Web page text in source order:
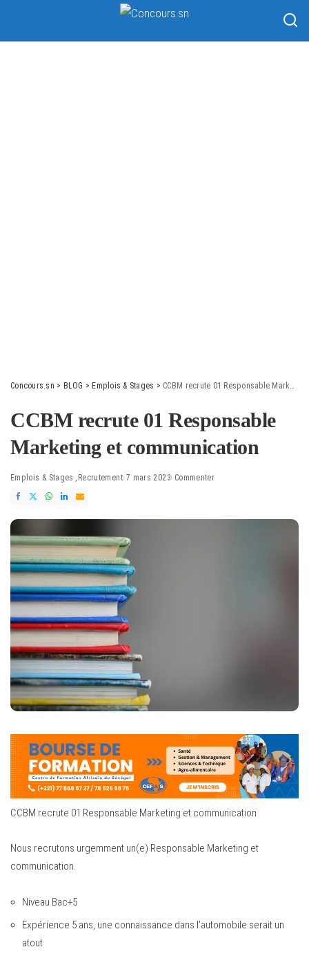
Concours.sn > BLOG > Emplois & Stages > CCBM recrute 01 Responsable Marketing et communication
CCBM recrute 01 Responsable
Marketing et communication
Emplois & Stages Recrutement 7 mars 2023 Commenter
CCBM recrute 01 Responsable Marketing et communication
Nous recrutons urgemment un(e) Responsable Marketing et
communication.
Niveau Bac+5
Expérience 5 ans, une connaissance dans l’automobile serait un
atout